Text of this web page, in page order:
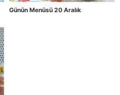
Günün Menüsü 20 Aralık